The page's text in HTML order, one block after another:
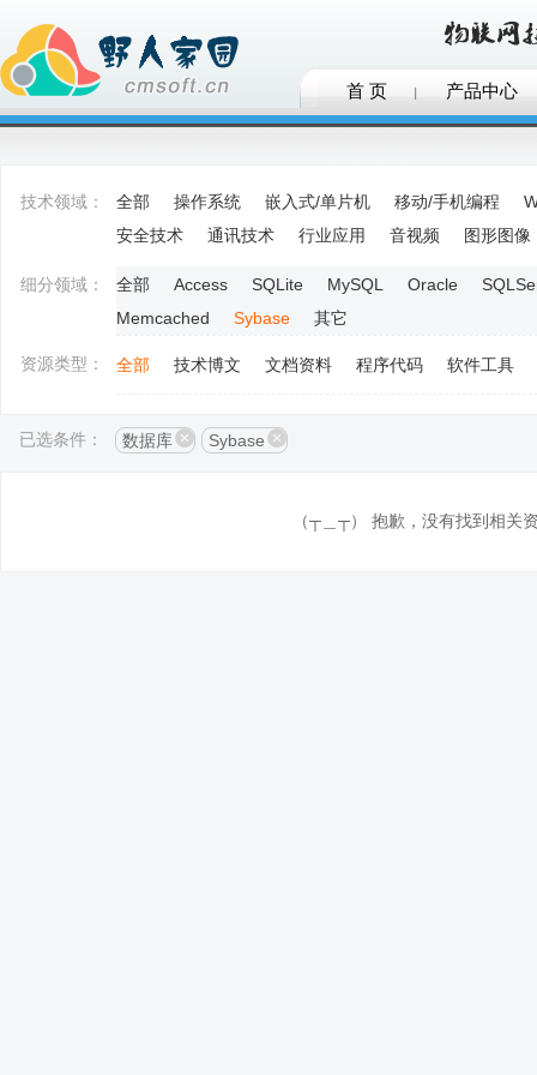
首 页 产品中心
技术领域： 全部 操作系统 嵌入式/单片机 移动/手机编程
安全技术
通讯技术 行业应用 音视频 图形图像
细分领域： 全部 Access SQLite MySQL Oracle
Memcached
Sybase 其它
资源类型： 全部 技术博文 文档资料 程序代码 软件工具
已选条件： 数据库 Sybase
（┬＿┬） 抱歉，没有找到相关